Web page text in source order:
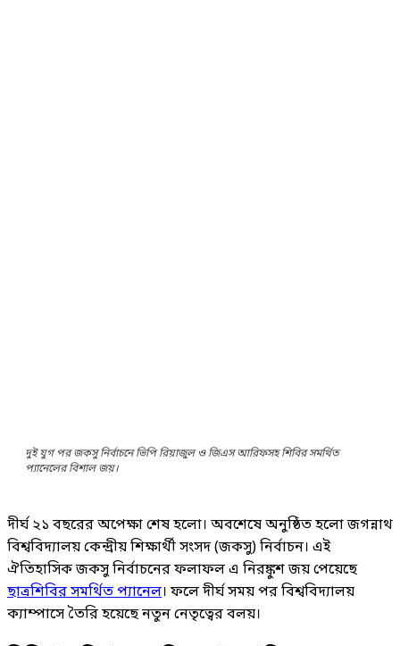
দুই যুগ পর জকসু নির্বাচনে ভিপি রিয়াজুল ও জিএস আরিফসহ শিবির সমর্থিত
প্যানেলের বিশাল জয়।
দীর্ঘ ২১ বছরের অপেক্ষা শেষ হলো। অবশেষে অনুষ্ঠিত হলো জগন্নাথ
বিশ্ববিদ্যালয় কেন্দ্রীয় শিক্ষার্থী সংসদ (জকসু) নির্বাচন। এই
ঐতিহাসিক জকসু নির্বাচনের ফলাফল এ নিরঙ্কুশ জয় পেয়েছে
ছাত্রশিবির সমর্থিত প্যানেল। ফলে দীর্ঘ সময় পর বিশ্ববিদ্যালয়
ক্যাম্পাসে তৈরি হয়েছে নতুন নেতৃত্বের বলয়।